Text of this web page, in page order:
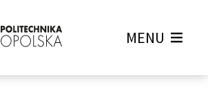
MENU